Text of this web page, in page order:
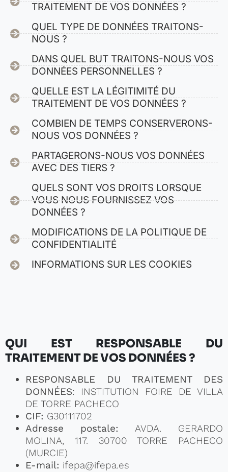
TRAITEMENT DE VOS DONNÉES ?
QUEL TYPE DE DONNÉES TRAITONS-
NOUS ?
DANS QUEL BUT TRAITONS-NOUS VOS
DONNÉES PERSONNELLES ?
QUELLE EST LA LÉGITIMITÉ DU
TRAITEMENT DE VOS DONNÉES ?
COMBIEN DE TEMPS CONSERVERONS-
NOUS VOS DONNÉES ?
PARTAGERONS-NOUS VOS DONNÉES
AVEC DES TIERS ?
QUELS SONT VOS DROITS LORSQUE
VOUS NOUS FOURNISSEZ VOS
DONNÉES ?
MODIFICATIONS DE LA POLITIQUE DE
CONFIDENTIALITÉ
INFORMATIONS SUR LES COOKIES
QUI EST RESPONSABLE DU
TRAITEMENT DE VOS DONNÉES ?
RESPONSABLE DU TRAITEMENT DES
DONNÉES: INSTITUTION FOIRE DE VILLA
DE TORRE PACHECO
CIF: G30111702
Adresse postale:AVDA. GERARDO
MOLINA, 117. 30700 TORRE PACHECO
(MURCIE)
E-mail: ifepa@ifepa.es